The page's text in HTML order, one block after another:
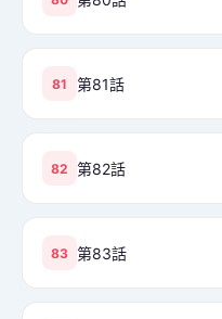
81 第81話
82 第82話
83 第83話